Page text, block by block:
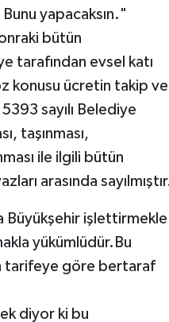
yapacaksın."
bütün
tarafından evsel katı
konusu ücretin takip ve
sayılı Belediye
taşınması,
ile ilgili bütün
arasında
Büyükşehir işlettirmekle
yükümlüdür.Bu
tarifeye göre bertaraf
diyor ki bu